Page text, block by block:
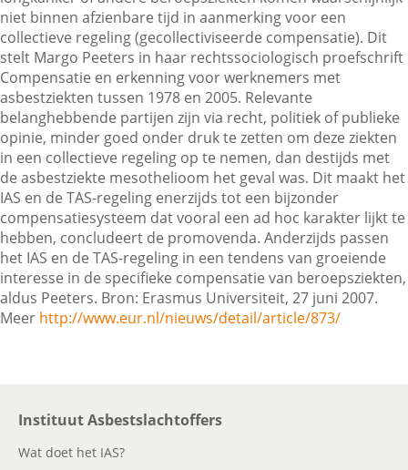
Contactgegevens
Zoeken
niet binnen afzienbare tijd in aanmerking voor een
collectieve regeling (gecollectiviseerde compensatie). Dit
stelt Margo Peeters in haar rechtssociologisch proefschrift
Compensatie en erkenning voor werknemers met
asbestziekten tussen 1978 en 2005. Relevante
belanghebbende partijen zijn via recht, politiek of publieke
opinie, minder goed onder druk te zetten om deze ziekten
in een collectieve regeling op te nemen, dan destijds met
de asbestziekte mesothelioom het geval was. Dit maakt het
IAS en de TAS-regeling enerzijds tot een bijzonder
compensatiesysteem dat vooral een ad hoc karakter lijkt te
hebben, concludeert de promovenda. Anderzijds passen
het IAS en de TAS-regeling in een tendens van groeiende
interesse in de specifieke compensatie van beroepsziekten,
aldus Peeters. Bron: Erasmus Universiteit, 27 juni 2007.
Meer http://www.eur.nl/nieuws/detail/article/873/
Instituut Asbestslachtoffers
Wat doet het IAS?